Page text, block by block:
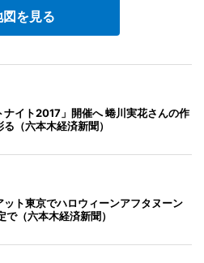
図を見る
ナイト2017」開催へ 蜷川実花さんの作
（六本木経済新聞）
ット東京でハロウィーンアフタヌーン
で（六本木経済新聞）